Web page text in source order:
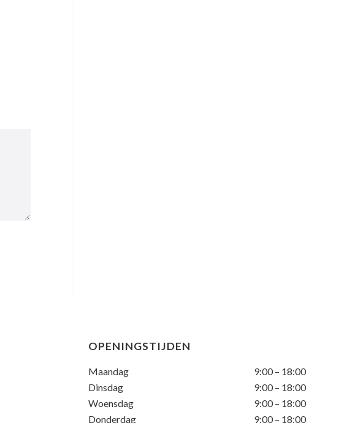
OPENINGSTIJDEN
Maandag
9:00 – 18:00
Dinsdag
9:00 – 18:00
Woensdag
9:00 – 18:00
Donderdag
9:00 – 18:00